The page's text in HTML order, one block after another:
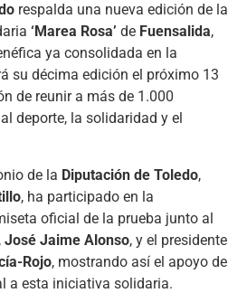
respalda una nueva edición de la
‘Marea Rosa’ de Fuensalida,
ya consolidada en la
su décima edición el próximo 13
de reunir a más de 1.000
deporte, la solidaridad y el
de la Diputación de Toledo,
, ha participado en la
oficial de la prueba junto al
, José Jaime Alonso, y el presidente
Rojo, mostrando así el apoyo de
a esta iniciativa solidaria.